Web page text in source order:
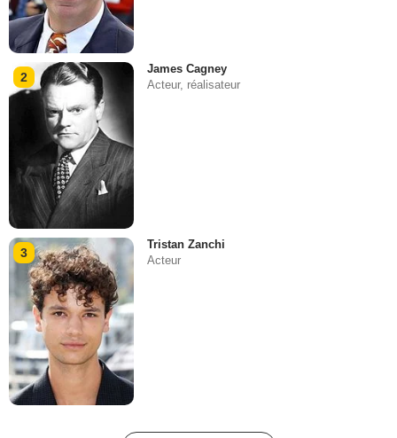
2
James Cagney
Acteur, réalisateur
3
Tristan Zanchi
Acteur